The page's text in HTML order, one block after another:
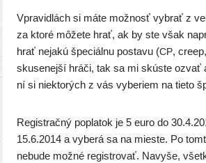
Vpravidlách si máte mož­nosť vybrať z
za kto­ré môže­te hrať, ak by ste však
hrať neja­kú špe­ciál­nu posta­vu (CP,
sku­se­nej­ší hrá­či, tak sa mi skús­te ozvať
ní si nie­kto­rých z vás vybe­riem na tie­to
Registračný popla­tok je 5 euro do
15.6.2014 a vybe­rá sa na mies­te. Po
nebu­de mož­né regis­tro­vať. Navyše,